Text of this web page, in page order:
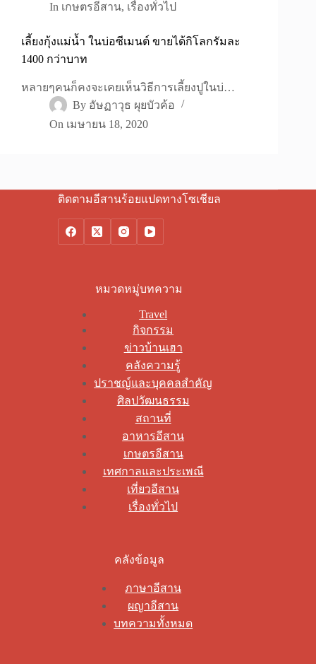
In เกษตรอีสาน, เรื่องทั่วไป
เลี้ยงกุ้งแม่น้ำ ในบ่อซีเมนต์ ขายได้กิโลกรัมละ
1400 กว่าบาท
หลายๆคนก็คงจะเคยเห็นวิธีการเลี้ยงปูในบ่…
By อัษฏาวุธ ผุยบัวค้อ
On เมษายน 18, 2020
ติดตามอีสานร้อยแปดทางโซเชียล
หมวดหมู่บทความ
Travel
กิจกรรม
ข่าวบ้านเฮา
คลังความรู้
ปราชญ์และบุคคลสำคัญ
ศิลปวัฒนธรรม
สถานที่
อาหารอีสาน
เกษตรอีสาน
เทศกาลและประเพณี
เที่ยวอีสาน
เรื่องทั่วไป
คลังข้อมูล
ภาษาอีสาน
ผญาอีสาน
บทความทั้งหมด